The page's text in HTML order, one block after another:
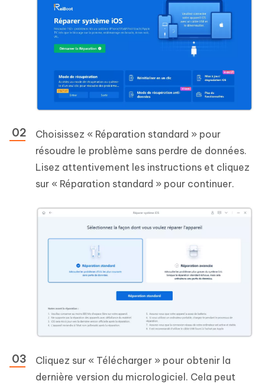
Choisissez « Réparation standard » pour
résoudre le problème sans perdre de données.
Lisez attentivement les instructions et cliquez
sur « Réparation standard » pour continuer.
Cliquez sur « Télécharger » pour obtenir la
dernière version du micrologiciel. Cela peut